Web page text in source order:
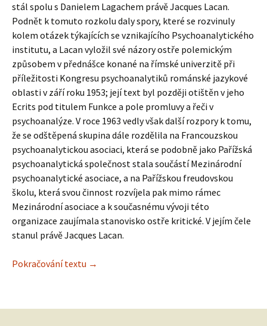
stál spolu s Danielem Lagachem právě Jacques Lacan.
Podnět k tomuto rozkolu daly spory, které se rozvinuly
kolem otázek týkajících se vznikajícího Psychoanalytického
institutu, a Lacan vyložil své názory ostře polemickým
způsobem v přednášce konané na římské univerzitě při
příležitosti Kongresu psychoanalytiků románské jazykové
oblasti v září roku 1953; její text byl později otištěn v jeho
Ecrits pod titulem Funkce a pole promluvy a řeči v
psychoanalýze. V roce 1963 vedly však další rozpory k tomu,
že se odštěpená skupina dále rozdělila na Francouzskou
psychoanalytickou asociaci, která se podobně jako Pařížská
psychoanalytická společnost stala součástí Mezinárodní
psychoanalytické asociace, a na Pařížskou freudovskou
školu, která svou činnost rozvíjela pak mimo rámec
Mezinárodní asociace a k současnému vývoji této
organizace zaujímala stanovisko ostře kritické. V jejím čele
stanul právě Jacques Lacan.
Pokračování textu Jiří Pechar: Lacanova polemika s jáskou
→